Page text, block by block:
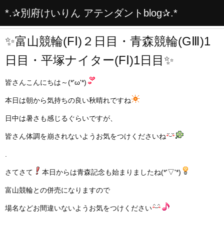
*.✰別府けいりん アテンダントblog✰.*
✨富山競輪(FⅠ)２日目・青森競輪(GⅢ)1
日目・平塚ナイター(FⅠ)1日目✨
皆さんこんにちは～(*'ω'*)
本日は朝から気持ちの良い秋晴れですね
日中は暑さも感じるぐらいですが、
皆さん体調を崩されないようお気をつけくださいね
さてさて 本日からは青森記念も始まりましたね(*'▽'*)
富山競輪との併売になりますので
場名などお間違いないようお気をつけください